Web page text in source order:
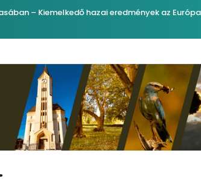
hazai eredmények az Európai